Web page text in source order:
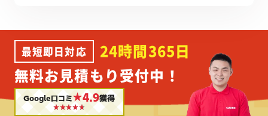
最短即日対応
24時間365日
無料お見積もり受付中！
Google口コミ★4.9獲得